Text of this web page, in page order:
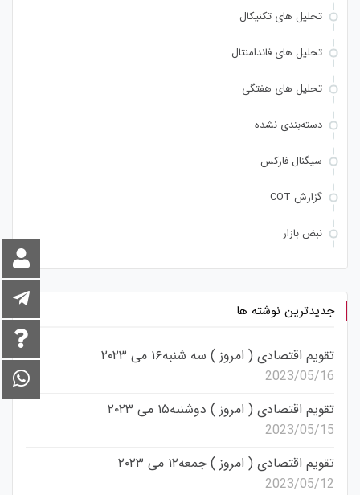
تحلیل های تکنیکال
تحلیل های فاندامنتال
تحلیل های هفتگی
دسته‌بندی نشده
سیگنال فارکس
گزارش COT
نبض بازار
جدیدترین نوشته ها
تقویم اقتصادی ( امروز ) سه شنبه۱۶ می ۲۰۲۳
2023/05/16
تقویم اقتصادی ( امروز ) دوشنبه۱۵ می ۲۰۲۳
2023/05/15
تقویم اقتصادی ( امروز ) جمعه۱۲ می ۲۰۲۳
2023/05/12